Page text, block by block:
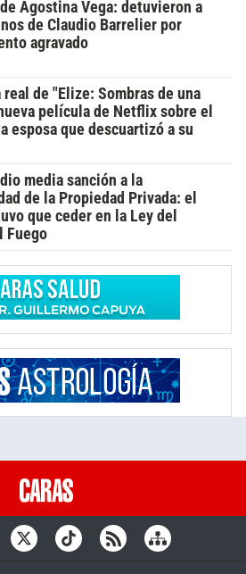
Agostina Vega: detuvieron a
de Claudio Barrelier por
agravado
de "Elize: Sombras de una
película de Netflix sobre el
esposa que descuartizó a su
media sanción a la
de la Propiedad Privada: el
que ceder en la Ley del
Fuego